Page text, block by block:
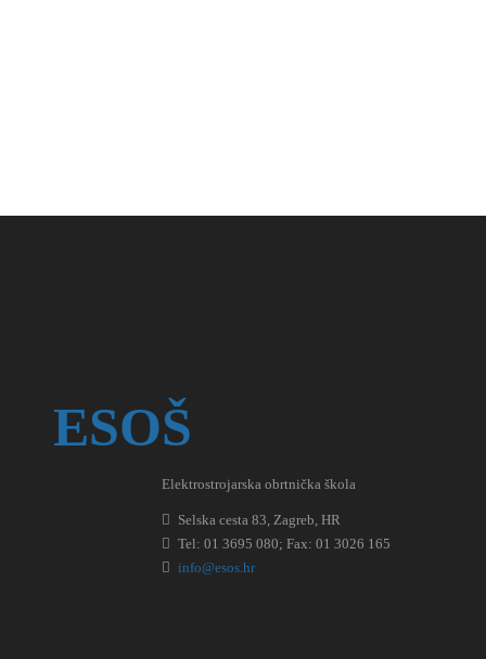
ESOŠ
Elektrostrojarska obrtnička škola
Selska cesta 83, Zagreb, HR
Tel: 01 3695 080; Fax: 01 3026 165
info@esos.hr